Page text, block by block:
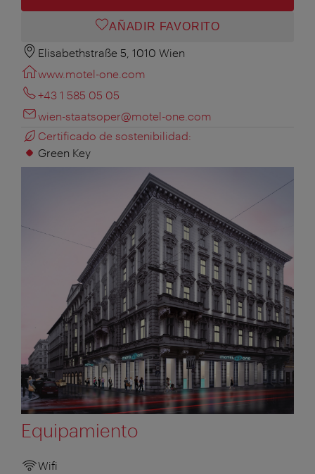
AÑADIR FAVORITO
Elisabethstraße 5, 1010 Wien
www.motel-one.com
+43 1 585 05 05
wien-staatsoper@motel-one.com
Certificado de sostenibilidad:
Green Key
Equipamiento
Wifi